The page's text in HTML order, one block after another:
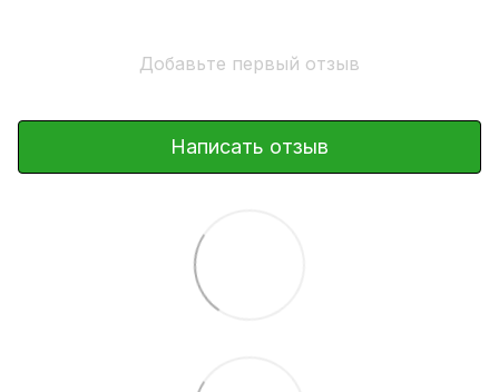
Добавьте первый отзыв
Написать отзыв